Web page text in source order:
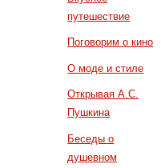
путешествие
Поговорим о кино
О моде и стиле
Открывая А.С.
Пушкина
Беседы о
душевном